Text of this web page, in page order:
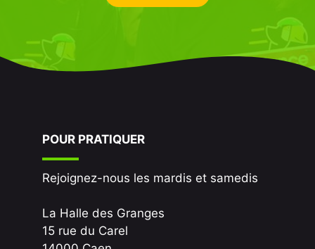
POUR PRATIQUER
Rejoignez-nous les mardis et samedis
La Halle des Granges
15 rue du Carel